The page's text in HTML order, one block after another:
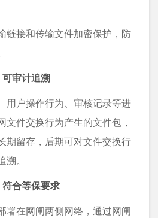
链接和传输文件加密保护，防
审计追溯
用户操作行为、审核记录等进
文件交换行为产生的文件包，
期留存，后期可对文件交换行
。
合等保要求
署在网闸两侧网络，通过网闸